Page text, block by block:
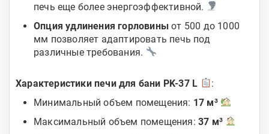
печь еще более энергоэффективной.
Опция удлинения горловины от 500 до 1000
мм позволяет адаптировать печь под
различные требования.
Характеристики печи для бани PK-37 L
:
Минимальный объем помещения: 17 м³
Максимальный объем помещения: 37 м³